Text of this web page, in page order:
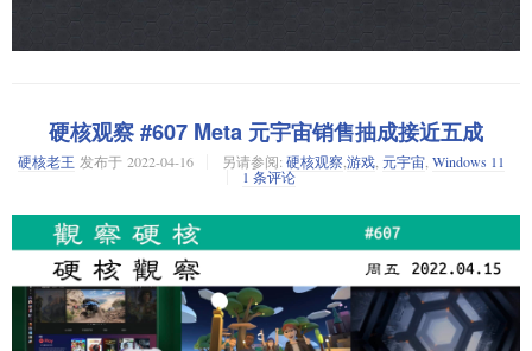
老王点评：“算法是无辜的”，错的是经营商业的人和写算法的人？是
吗？
研究显示元宇宙对美国 GDP 的贡献将可达 2.4%
微软通过补丁检查过期的 Office 套件
个超出支持范围的 Office 应用副本。该补丁主要检查的是已经停止支持的
Office 2007 和 2010，也包括今年 4 月将停止支持的 Office 2013。微软
称，“这个更新将默默地运行一次，不会在用户的设备上安装任何东西”。微
软没有提到它打算如何处理从更新中收集的数据。
消息来源：The Register
老王点评：微软这手未免伸的有的过长了，难道支持过期的 Office 就不
能用了么？
团队本应在下个月发布新版本，MRTK 目前的重心是混合现实头戴式设备
HoloLens。
老王点评：这代表了微软也结束了其在元宇宙领域的努力。建立在
VR/AR 之上的所谓“元宇宙”，前景堪忧啊。
硬核观察 #607 Meta 元宇宙销售抽成接近五成
硬核老王 发布于 2022-04-16 另请参阅: 硬核观察 游戏 元宇宙 Windows 11
1 条评论